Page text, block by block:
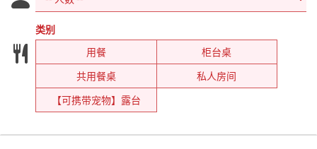
类别
用餐
柜台桌
共用餐桌
私人房间
【可携带宠物】露台